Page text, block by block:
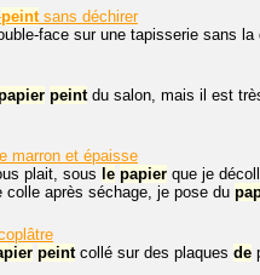
peintsans déchirer
face sur une tapisserie sans la
peintdu salon, mais il est
marron et épaisse
plait, sous le papier que je
colle après séchage, je pose du
peintcollé sur des plaques de